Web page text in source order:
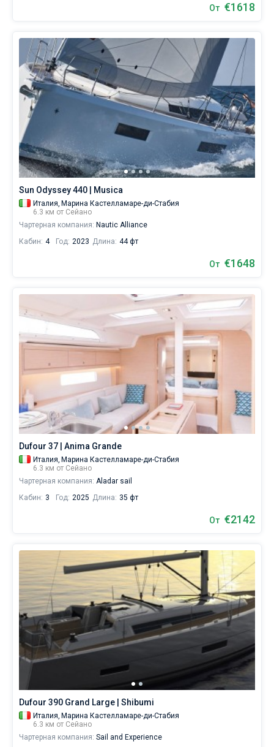
От €1618
Sun Odyssey 440 | Musica
Италия, Марина Кастелламаре-ди-Стабия
6.3 км от Сейано
Чартерная компания: Nautic Alliance
Кабин: 4 Год: 2023 Длина: 44 фт
От €1648
Dufour 37 | Anima Grande
Италия, Марина Кастелламаре-ди-Стабия
6.3 км от Сейано
Чартерная компания: Aladar sail
Кабин: 3 Год: 2025 Длина: 35 фт
От €2142
Dufour 390 Grand Large | Shibumi
Италия, Марина Кастелламаре-ди-Стабия
6.3 км от Сейано
Чартерная компания: Sail and Experience